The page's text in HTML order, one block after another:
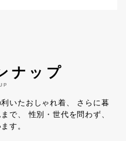
ナップ
いたおしゃれ着、
さらに暮
で、
性別・世代を問わず、
す。